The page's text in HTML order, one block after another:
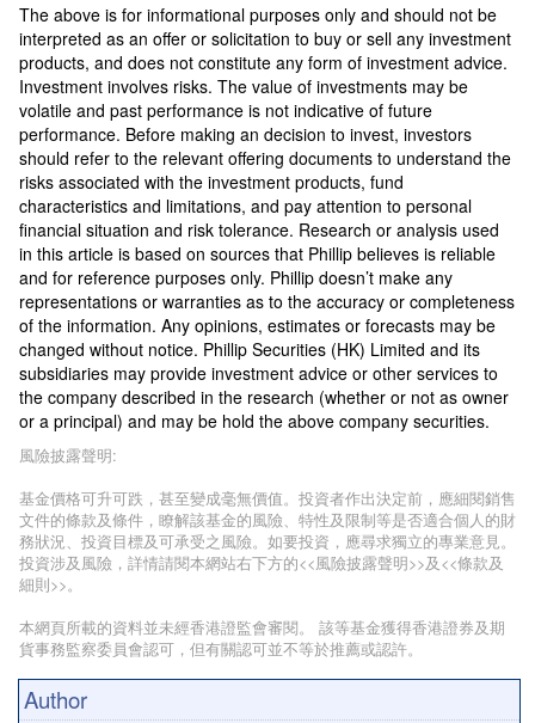
The above is for informational purposes only and should not be
interpreted as an offer or solicitation to buy or sell any investment
products, and does not constitute any form of investment advice.
Investment involves risks. The value of investments may be
volatile and past performance is not indicative of future
performance. Before making an decision to invest, investors
should refer to the relevant offering documents to understand the
risks associated with the investment products, fund
characteristics and limitations, and pay attention to personal
financial situation and risk tolerance. Research or analysis used
in this article is based on sources that Phillip believes is reliable
and for reference purposes only. Phillip doesn’t make any
representations or warranties as to the accuracy or completeness
of the information. Any opinions, estimates or forecasts may be
changed ​​without notice. Phillip Securities (HK) Limited and its
subsidiaries may provide investment advice or other services to
the company described in the research (whether or not as owner
or a principal) and may be hold the above company securities.
風險披露聲明:
基金價格可升可跌，甚至變成毫無價值。投資者作出決定前，應細閱銷售
文件的條款及條件，瞭解該基金的風險、特性及限制等是否適合個人的財
務狀況、投資目標及可承受之風險。如要投資，應尋求獨立的專業意見。
投資涉及風險，詳情請閱本網站右下方的<<風險披露聲明>>及<<條款及
細則>>。
本網頁所載的資料並未經香港證監會審閱。 該等基金獲得香港證券及期
貨事務監察委員會認可，但有關認可並不等於推薦或認許。
Author